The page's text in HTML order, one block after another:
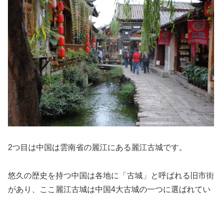
2つ目は中国は雲南省の麗江にある麗江古城です。
悠久の歴史を持つ中国は各地に「古城」と呼ばれる旧市街
があり、ここ麗江古城は中国4大古城の一つに選ばれてい